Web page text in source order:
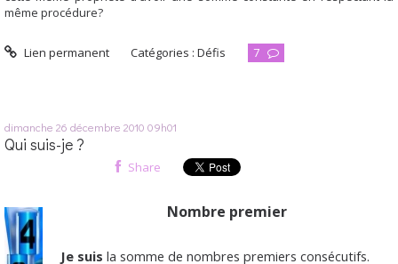
même procédure?
Lien permanent Catégories :Défis 7
dimanche 26 décembre 2010 09h01
Qui suis-je ?
Share
Nombre premier
Je suisla somme de nombres premiers consécutifs.